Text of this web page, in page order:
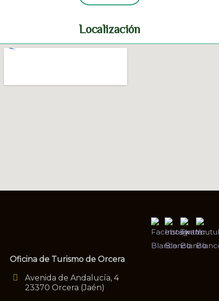
Localización
Oficina de Turismo de Orcera
Avenida de Andalucía, 4
23370 Orcera (Jaén)